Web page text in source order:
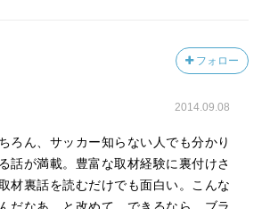
フォロー
2014.09.08
ろん、サッカー知らない人でも分かり
話が満載。豊富な取材経験に裏付けさ
材裏話を読むだけでも面白い。こんな